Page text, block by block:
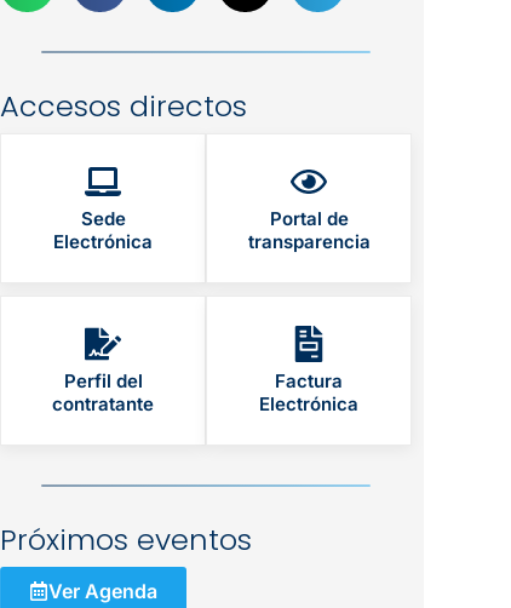
Accesos directos
Sede
Electrónica
Portal de
transparencia
Perfil del
contratante
Factura
Electrónica
Próximos eventos
Ver Agenda